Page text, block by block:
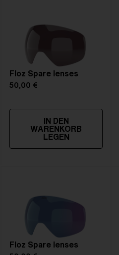
Floz Spare lenses
50,00 €
IN DEN
WARENKORB
LEGEN
Floz Spare lenses